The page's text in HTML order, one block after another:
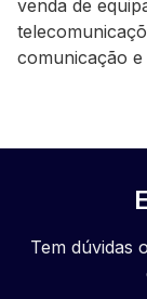
venda de
comunicação e
Tem dúvidas